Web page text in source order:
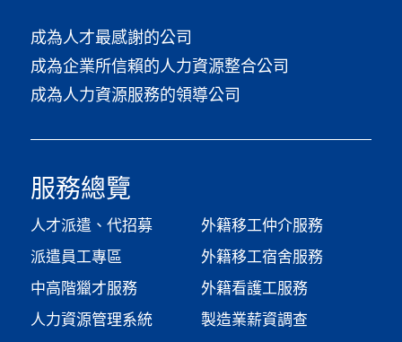
成為人才最感謝的公司
成為企業所信賴的人力資源整合公司
成為人力資源服務的領導公司
服務總覽
人才派遣、代招募
派遣員工專區
中高階獵才服務
人力資源管理系統
外籍移工仲介服務
外籍移工宿舍服務
外籍看護工服務
製造業薪資調查​